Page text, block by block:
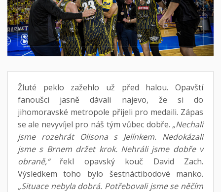
Žluté peklo zažehlo už před halou. Opavští
fanoušci jasně dávali najevo, že si do
jihomoravské metropole přijeli pro medaili. Zápas
se ale nevyvíjel pro náš tým vůbec dobře. „Nechali
jsme rozehrát Olisona s Jelínkem. Nedokázali
jsme s Brnem držet krok. Nehráli jsme dobře v
obraně,“řekl opavský kouč David Zach.
Výsledkem toho bylo šestnáctibodové manko.
„Situace nebyla dobrá. Potřebovali jsme se něčím